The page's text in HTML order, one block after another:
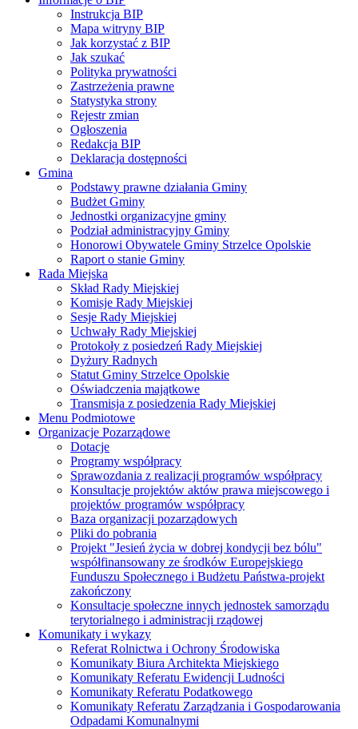
Instrukcja BIP
Mapa witryny BIP
Jak korzystać z BIP
Jak szukać
Polityka prywatności
Zastrzeżenia prawne
Statystyka strony
Rejestr zmian
Ogłoszenia
Redakcja BIP
Deklaracja dostępności
Gmina
Podstawy prawne działania Gminy
Budżet Gminy
Jednostki organizacyjne gminy
Podział administracyjny Gminy
Honorowi Obywatele Gminy Strzelce Opolskie
Raport o stanie Gminy
Rada Miejska
Skład Rady Miejskiej
Komisje Rady Miejskiej
Sesje Rady Miejskiej
Uchwały Rady Miejskiej
Protokoły z posiedzeń Rady Miejskiej
Dyżury Radnych
Statut Gminy Strzelce Opolskie
Oświadczenia majątkowe
Transmisja z posiedzenia Rady Miejskiej
Menu Podmiotowe
Organizacje Pozarządowe
Dotacje
Programy współpracy
Sprawozdania z realizacji programów współpracy
Konsultacje projektów aktów prawa miejscowego i
projektów programów współpracy
Baza organizacji pozarządowych
Pliki do pobrania
Projekt "Jesień życia w dobrej kondycji bez bólu"
współfinansowany ze środków Europejskiego
Funduszu Społecznego i Budżetu Państwa-projekt
zakończony
Konsultacje społeczne innych jednostek samorządu
terytorialnego i administracji rządowej
Komunikaty i wykazy
Referat Rolnictwa i Ochrony Środowiska
Komunikaty Biura Architekta Miejskiego
Komunikaty Referatu Ewidencji Ludności
Komunikaty Referatu Podatkowego
Komunikaty Referatu Zarządzania i Gospodarowania
Odpadami Komunalnymi